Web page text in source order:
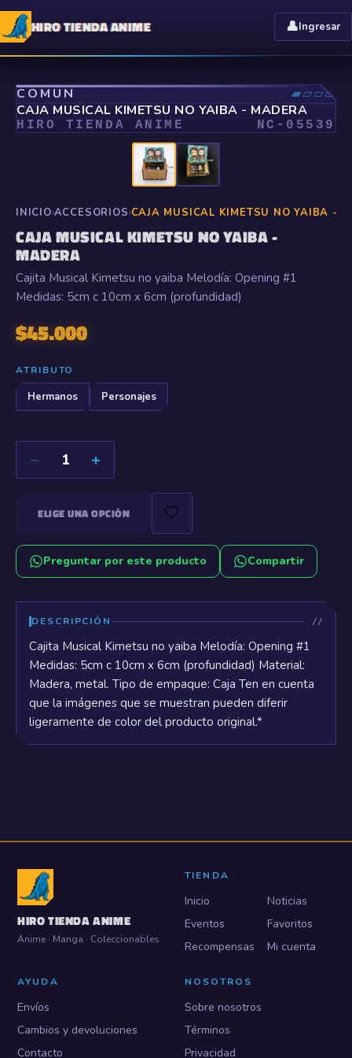
HIRO TIENDA ANIME 👤Ingresar
COMÚN ▰▱▱▱
⤢
CAJA MUSICAL KIMETSU NO YAIBA - MADERA
HIRO TIENDA ANIME NC- 05539
INICIO›ACCESORIOS›CAJA MUSICAL KIMETSU NO YAIBA -
CAJA MUSICAL KIMETSU NO YAIBA -
MADERA
Cajita Musical Kimetsu no yaiba Melodía: Opening #1
Medidas: 5cm c 10cm x 6cm (profundidad)
$45.000
ATRIBUTO
Hermanos Personajes
− 1 +
ELIGE UNA OPCIÓN 🤍
Preguntar por este producto Compartir
DESCRIPCIÓN
Cajita Musical Kimetsu no yaiba Melodía: Opening #1
Medidas: 5cm c 10cm x 6cm (profundidad) Material:
Madera, metal. Tipo de empaque: Caja Ten en cuenta
que la imágenes que se muestran pueden diferir
ligeramente de color del producto original.*
HIRO TIENDA ANIME
Anime · Manga · Coleccionables
TIENDA
Inicio
Noticias
Eventos
Favoritos
Recompensas
Mi cuenta
AYUDA
Envíos
Cambios y devoluciones
Contacto
NOSOTROS
Sobre nosotros
Términos
Privacidad